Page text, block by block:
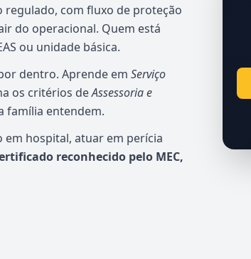
regulado, com fluxo de proteção
do operacional. Quem está
ou unidade básica.
dentro. Aprende em Serviço
os critérios deAssessoria e
família entendem.
em hospital, atuar em perícia
reconhecido pelo MEC,